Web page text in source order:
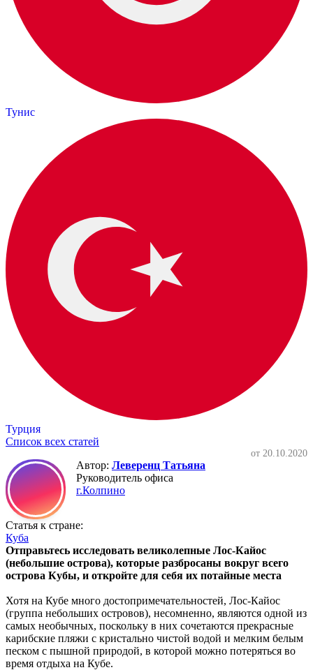
Тунис
Турция
Список всех статей
от 20.10.2020
Автор: Леверенц Татьяна
Руководитель офиса
г.Колпино
Статья к стране:
Куба
Отправьтесь исследовать великолепные Лос-Кайос
(небольшие острова), которые разбросаны вокруг всего
острова Кубы, и откройте для себя их потайные места
Хотя на Кубе много достопримечательностей, Лос-Кайос
(группа небольших островов), несомненно, являются одной из
самых необычных, поскольку в них сочетаются прекрасные
карибские пляжи с кристально чистой водой и мелким белым
песком с пышной природой, в которой можно потеряться во
время отдыха на Кубе.